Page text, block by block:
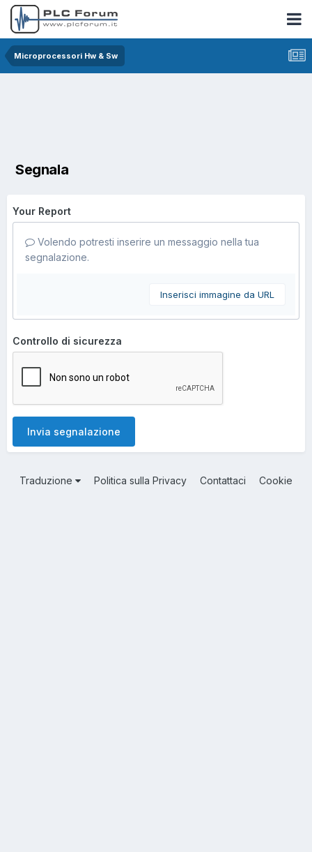
Microprocessori Hw & Sw
Segnala
Your Report
Volendo potresti inserire un messaggio nella tua
segnalazione.
Inserisci immagine da URL
Controllo di sicurezza
Invia segnalazione
Traduzione Politica sulla Privacy Contattaci Cookie